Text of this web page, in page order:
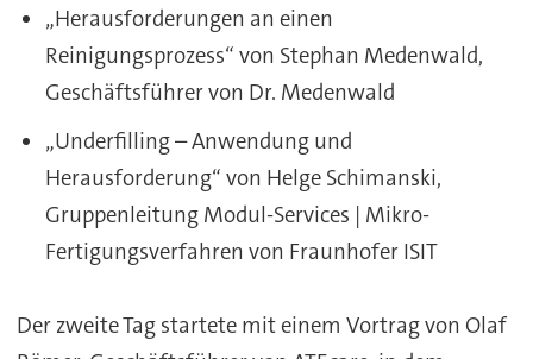
„Herausforderungen an einen
Reinigungsprozess“ von Stephan Medenwald,
Geschäftsführer von Dr. Medenwald
„Underfilling – Anwendung und
Herausforderung“ von Helge Schimanski,
Gruppenleitung Modul-Services | Mikro-
Fertigungsverfahren von Fraunhofer ISIT
Der zweite Tag startete mit einem Vortrag von Olaf